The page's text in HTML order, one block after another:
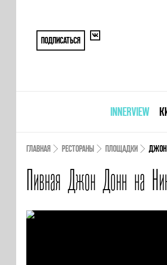
ПОДПИСАТЬСЯ
INNERVIEW
ГЛАВНАЯ РЕСТОРАНЫ ПЛОЩАДКИ
Пивная Джон Донн на